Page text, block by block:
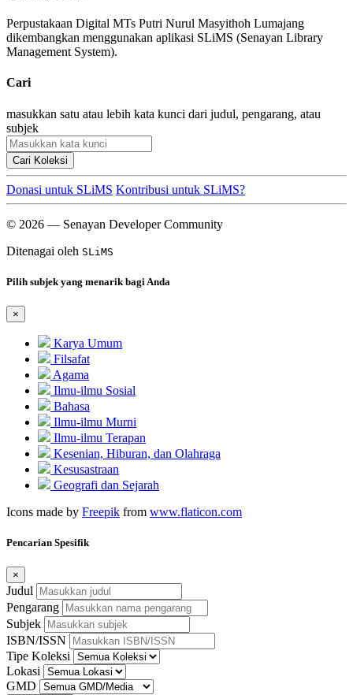
Perpustakaan Digital MTs Putri Nurul Masyithoh Lumajang
dikembangkan menggunakan aplikasi SLiMS (Senayan Library
Management System).
Cari
masukkan satu atau lebih kata kunci dari judul, pengarang, atau
subjek
Cari Koleksi
Donasi untuk SLiMS Kontribusi untuk SLiMS?
© 2026 — Senayan Developer Community
Ditenagai oleh SLiMS
Pilih subjek yang menarik bagi Anda
×
Karya Umum
Filsafat
Agama
Ilmu-ilmu Sosial
Bahasa
Ilmu-ilmu Murni
Ilmu-ilmu Terapan
Kesenian, Hiburan, dan Olahraga
Kesusastraan
Geografi dan Sejarah
Icons made by Freepik from www.flaticon.com
Pencarian Spesifik
×
Judul
Pengarang
Subjek
ISBN/ISSN
Tipe Koleksi
Lokasi
GMD